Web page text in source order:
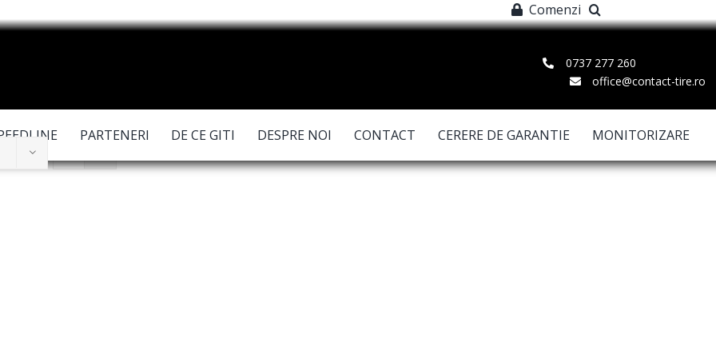
Comenzi
0737 277 260
office@contact-tire.ro
PARTENERI DE CE GITI DESPRE NOI CONTACT CERERE DE GARANTIE MONITORIZARE